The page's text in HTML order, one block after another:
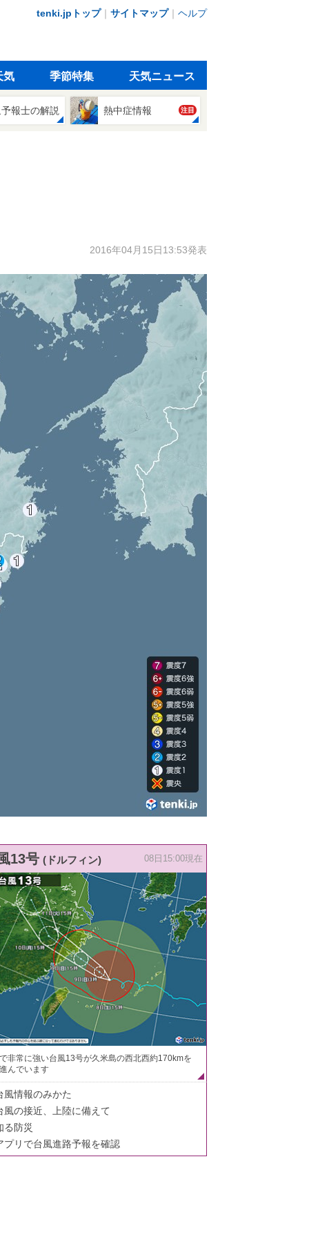
tenki.jpトップ｜ サイトマップ｜ ヘルプ
気 季節特集 天気ニュース
報士の解説 熱中症情報 注目
2016年04月15日13:53発表
13号 (ドルフィン) 08日15:00現在
非常に強い台風13号が久米島の西北西約170kmを
んでいます
風情報のみかた
風の接近、上陸に備えて
る防災
プリで台風進路予報を確認